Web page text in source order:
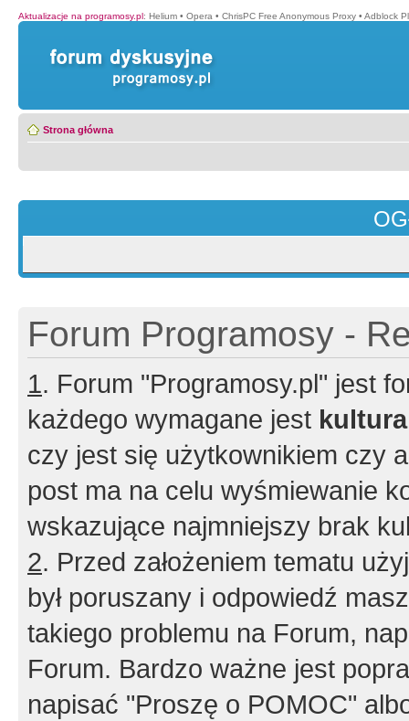
Aktualizacje na programosy.pl: Helium • Opera • ChrisPC Free Anonymous Proxy • Adblock
Strona główna
Forum Programosy -
1. Forum "Programosy.pl" jest
każdego wymagane jest
czy jest się użytkownikiem czy
post ma na celu wyśmiewanie
wskazujące najmniejszy brak
2. Przed założeniem tematu
był poruszany i odpowiedź
takiego problemu na Forum,
Forum. Bardzo ważne jest
napisać "Proszę o POMOC"